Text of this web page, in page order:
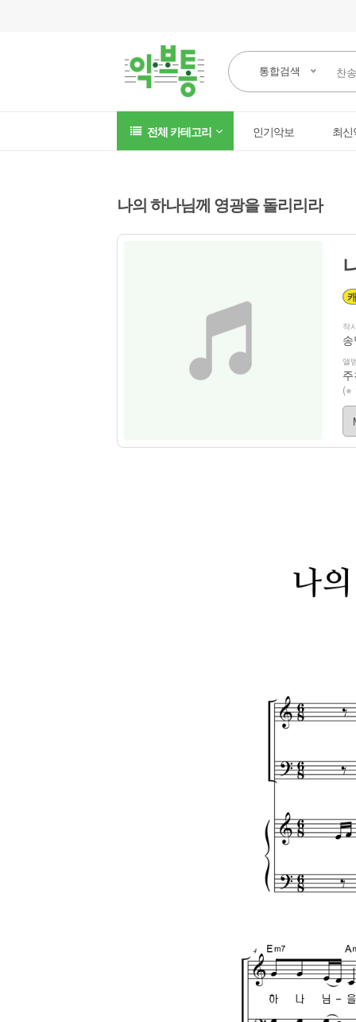
통합검색
전체 카테고리 인기악보 최
나의 하나님께 영광을 돌리리라
작
앨
(※